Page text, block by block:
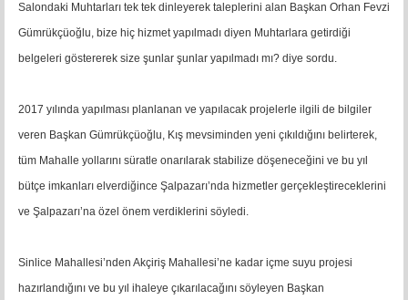
Salondaki Muhtarları tek tek dinleyerek taleplerini alan Başkan Orhan Fevzi
Gümrükçüoğlu, bize hiç hizmet yapılmadı diyen Muhtarlara getirdiği
belgeleri göstererek size şunlar şunlar yapılmadı mı? diye sordu.
2017 yılında yapılması planlanan ve yapılacak projelerle ilgili de bilgiler
veren Başkan Gümrükçüoğlu, Kış mevsiminden yeni çıkıldığını belirterek,
tüm Mahalle yollarını süratle onarılarak stabilize döşeneceğini ve bu yıl
bütçe imkanları elverdiğince Şalpazarı’nda hizmetler gerçekleştireceklerini
ve Şalpazarı’na özel önem verdiklerini söyledi.
Sinlice Mahallesi’nden Akçiriş Mahallesi’ne kadar içme suyu projesi
hazırlandığını ve bu yıl ihaleye çıkarılacağını söyleyen Başkan